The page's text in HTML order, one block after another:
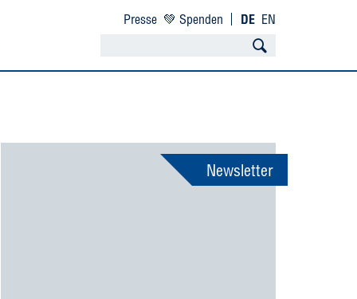
Presse 💚 Spenden DE EN
Newsletter